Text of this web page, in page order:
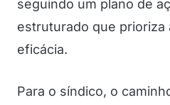
seguindo um plano de
estruturado que prioriza
eficácia.
Para o síndico, o